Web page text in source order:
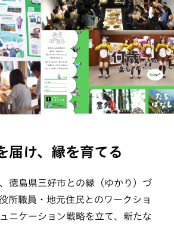
届け、縁を育てる
徳島県三好市との縁（ゆかり）づ
所職員・地元住民とのワークショ
ニケーション戦略を立て、新たな